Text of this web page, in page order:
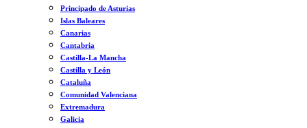
Principado de Asturias
Islas Baleares
Canarias
Cantabria
Castilla-La Mancha
Castilla y León
Cataluña
Comunidad Valenciana
Extremadura
Galicia